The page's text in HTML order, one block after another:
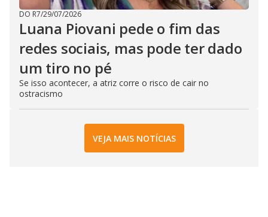
DO R7/29/07/2026
Luana Piovani pede o fim das
redes sociais, mas pode ter dado
um tiro no pé
Se isso acontecer, a atriz corre o risco de cair no
ostracismo
VEJA MAIS NOTÍCIAS